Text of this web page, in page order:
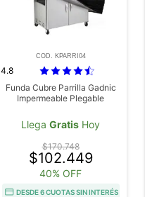
COD. KPARRI04
4.8
Funda Cubre Parrilla Gadnic
Impermeable Plegable
Llega Gratis Hoy
$170.748
$102.449
40% OFF
DESDE 6 CUOTAS SIN INTERÉS